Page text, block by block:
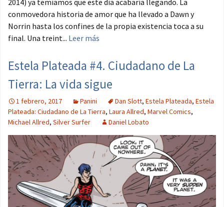
2014) ya temíamos que este día acabaría llegando. La
conmovedora historia de amor que ha llevado a Dawn y
Norrin hasta los confines de la propia existencia toca a su
final. Una treint... Leer más
Estela Plateada #4. Ciudadano de La
Tierra: La vida sigue
1 febrero, 2017 Panini Dan Slott, Estela Plateada, Estela
Plateada: Ciudadano de La Tierra, Laura Allred, Marvel Comics,
Michael Allred, Silver Surfer Daniel Lobato